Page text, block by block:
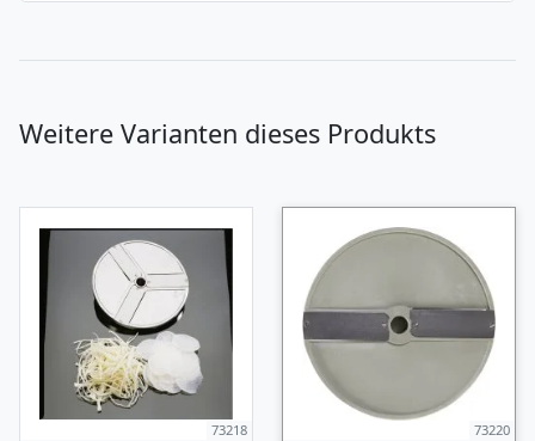
Weitere Varianten dieses Produkts
73218 73220